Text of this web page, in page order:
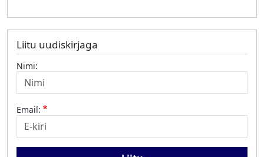
Liitu uudiskirjaga
Nimi:
Email: